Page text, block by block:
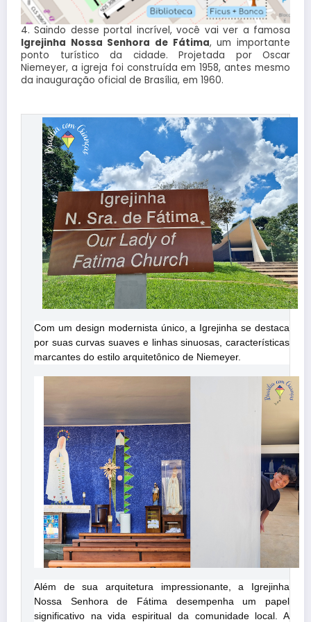
4. Saindo desse portal incrível, você vai ver a famosa
Igrejinha Nossa Senhora de Fátima, um importante
ponto turístico da cidade. Projetada por Oscar
Niemeyer, a igreja foi construída em 1958, antes mesmo
da inauguração oficial de Brasília, em 1960.
Com um design modernista único, a Igrejinha se destaca
por suas curvas suaves e linhas sinuosas, características
marcantes do estilo arquitetônico de Niemeyer.
Além de sua arquitetura impressionante, a Igrejinha
Nossa Senhora de Fátima desempenha um papel
significativo na vida espiritual da comunidade local. A